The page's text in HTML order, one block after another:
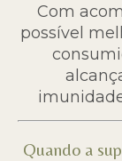
Com
possível
Quando a